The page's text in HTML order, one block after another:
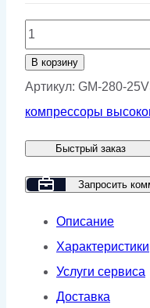
Количество
товара
Винтовой
компрессор
GM
280-
В корзину
Артикул: GM-280-
компрессоры
Быстрый заказ
Запросить
Описание
Характеристики
Услуги сервиса
Доставка